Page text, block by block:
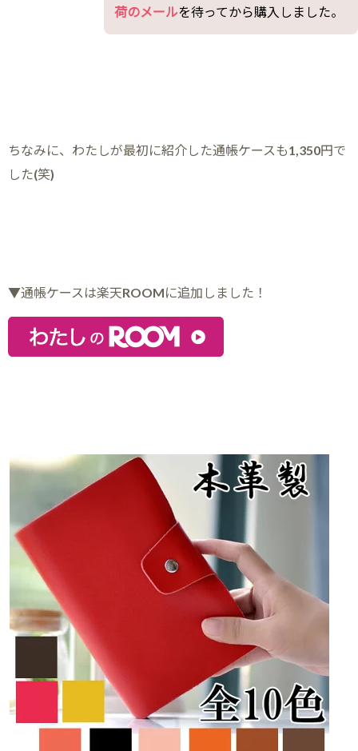
荷のメールを待ってから購入しました。
ちなみに、わたしが最初に紹介した通帳ケースも1,350円で
した(笑)
▼通帳ケースは楽天ROOMに追加しました！